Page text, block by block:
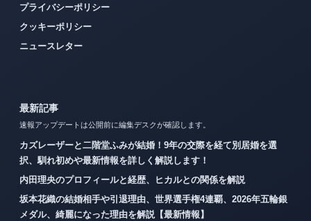
プライバシーポリシー
クッキーポリシー
ニュースレター
最新記事
速報アップデートは公開前に編集デスクが確認します。
カズレーザーと二階堂ふみが結婚！9年の交際を経て別居婚を選
択、馴れ初めや最新情報を詳しく解説します！
内田理央のプロフィールと経歴、ヒカルとの関係を解説
坂本花織の結婚相手や引退理由、世界選手権4連覇、2026年五輪銀
メダル、綺麗になった理由を解説【最新情報】